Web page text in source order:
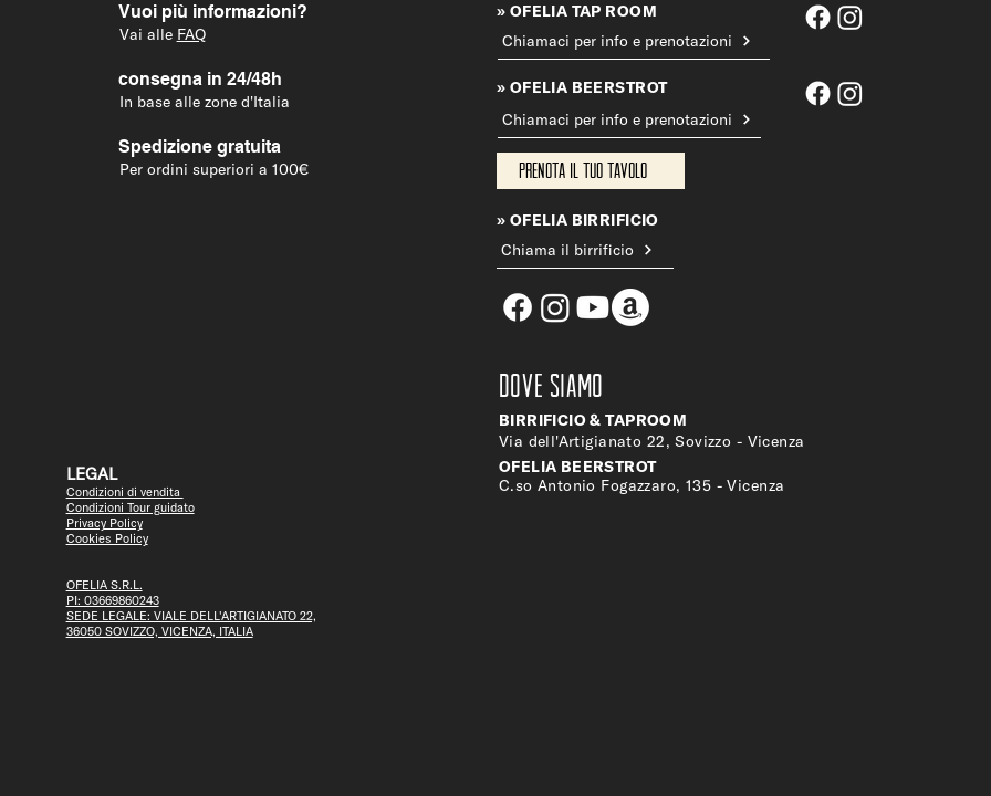
Vuoi più informazioni?
Vai alle FAQ
consegna in 24/48h
In base alle zone d'Italia
Spedizione gratuita
Per ordini superiori a 100€
LEGAL
Condizioni di vendita
Condizioni Tour guidato
Privacy Policy
Cookies Policy
OFELIA S.R.L.
PI: 03669860243
SEDE LEGALE: VIALE DELL'ARTIGIANATO 22,
36050 SOVIZZO, VICENZA, ITALIA
» OFELIA TAP ROOM
Chiamaci per info e prenotazioni
» OFELIA BEERSTROT
Chiamaci per info e prenotazioni
Prenota il tuo tavolo
» OFELIA BIRRIFICIO
Chiama il birrificio
DOVE SIAMO
BIRRIFICIO & TAPROOM
Via dell'Artigianato 22, Sovizzo - Vicenza
OFELIA BEERSTROT
C.so Antonio Fogazzaro, 135 - Vicenza